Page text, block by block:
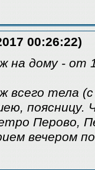
00:26:22)
на дому - от
всего тела
Перово,
вечером